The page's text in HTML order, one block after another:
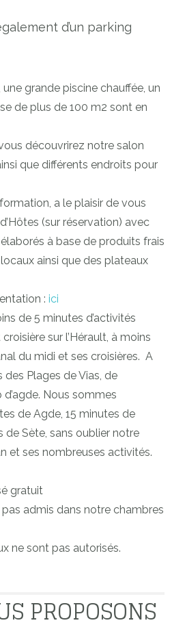
d’un parking
grande piscine chauffée, un
de plus de 100 m2 sont en
découvrirez notre salon
que différents endroits pour
a le plaisir de vous
(sur réservation) avec
à base de produits frais
ainsi que des plateaux
: ici
de 5 minutes d’activités
sur l’Hérault, à moins
du midi et ses croisières. A
des Plages de Vias, de
Nous sommes
de Agde, 15 minutes de
de Sète, sans oublier notre
et ses nombreuses activités.
gratuit
admis dans notre chambres
ne sont pas autorisés.
PROPOSONS